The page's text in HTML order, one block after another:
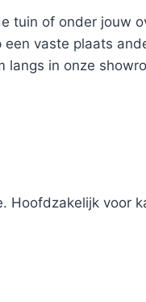
tuin of onder jouw
vaste plaats
langs in onze
voor